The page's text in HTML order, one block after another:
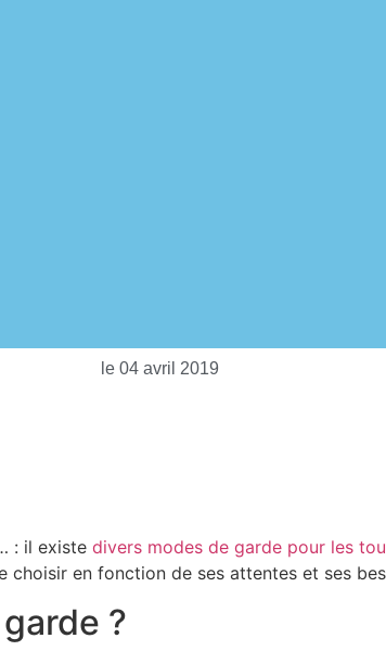
le 04 avril 2019
: il existe divers modes de garde pour les
choisir en fonction de ses attentes et ses
?